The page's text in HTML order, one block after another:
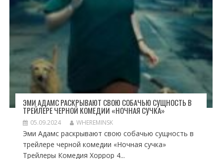
ЭМИ АДАМС РАСКРЫВАЮТ СВОЮ СОБАЧЬЮ СУЩНОСТЬ В
ТРЕЙЛЕРЕ ЧЕРНОЙ КОМЕДИИ «НОЧНАЯ СУЧКА»
05.09.2024 WHEREMINSK
Эми Адамс раскрывают свою собачью сущность в
трейлере черной комедии «Ночная сучка»
Трейлеры Комедия Хоррор 4...